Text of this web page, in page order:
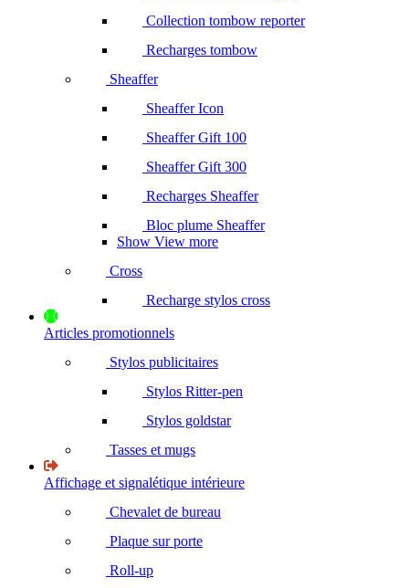
Collection tombow reporter
Recharges tombow
Sheaffer
Sheaffer Icon
Sheaffer Gift 100
Sheaffer Gift 300
Recharges Sheaffer
Bloc plume Sheaffer
Show View more
Cross
Recharge stylos cross
Articles promotionnels
Stylos publicitaires
Stylos Ritter-pen
Stylos goldstar
Tasses et mugs
Affichage et signalétique intérieure
Chevalet de bureau
Plaque sur porte
Roll-up